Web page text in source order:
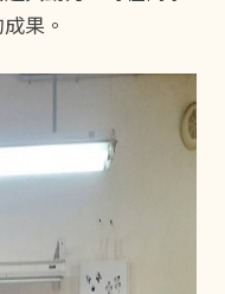
果。